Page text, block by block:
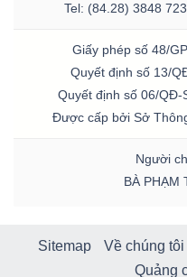
Tel: (84.28) 3848
Giấy phép số 48/
Quyết định số 13/
Quyết định số 06/QĐ-
Được cấp bởi Sở
Người
BÀ PHẠM
Sitemap Về chúng tôi
Quảng